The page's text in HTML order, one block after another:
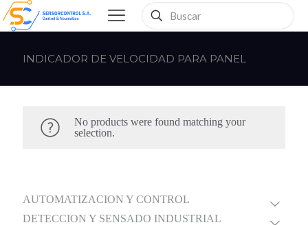
INDICADOR DE VELOCIDAD PARA PANEL
No products were found matching your
selection.
AUTOMATIZACION Y CONTROL
DETECCION Y SENSADO INDUSTRIAL